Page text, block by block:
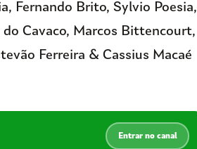
Fernando Brito, Sylvio Poesia,
Cavaco, Marcos Bittencourt,
Ferreira & Cassius Macaé
Entrar no canal